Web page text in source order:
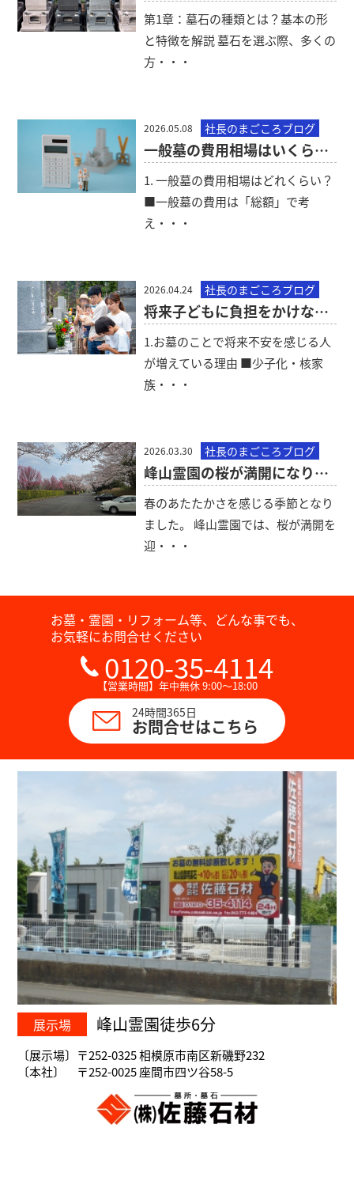
第1章：墓石の種類とは？基本の形
と特徴を解説 墓石を選ぶ際、多くの
方・・・
2026.05.08 社長のまごころブログ
一般墓の費用相場はいくら？内訳と安く抑えるポイント
1. 一般墓の費用相場はどれくらい？
■一般墓の費用は「総額」で考
え・・・
2026.04.24 社長のまごころブログ
将来子どもに負担をかけないお墓の考え方｜一般墓でもできる対策
1.お墓のことで将来不安を感じる人
が増えている理由 ■少子化・核家
族・・・
2026.03.30 社長のまごころブログ
峰山霊園の桜が満開になりました
春のあたたかさを感じる季節となり
ました。 峰山霊園では、桜が満開を
迎・・・
お墓・霊園・リフォーム等、どんな事でも、
お気軽にお問合せください
0120-35-4114
【営業時間】年中無休 9:00～18:00
24時間365日
お問合せはこちら
展示場 峰山霊園徒歩6分
〔展示場〕〒252-0325 相模原市南区新磯野232
〔本社〕 〒252-0025 座間市四ツ谷58-5